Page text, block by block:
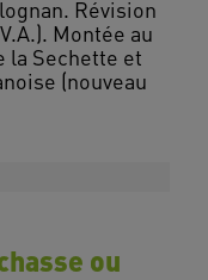
Révision
Montée au
la Sechette et
(nouveau
ou